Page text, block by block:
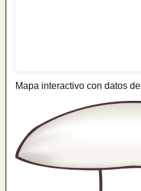
Mapa interactivo con datos de